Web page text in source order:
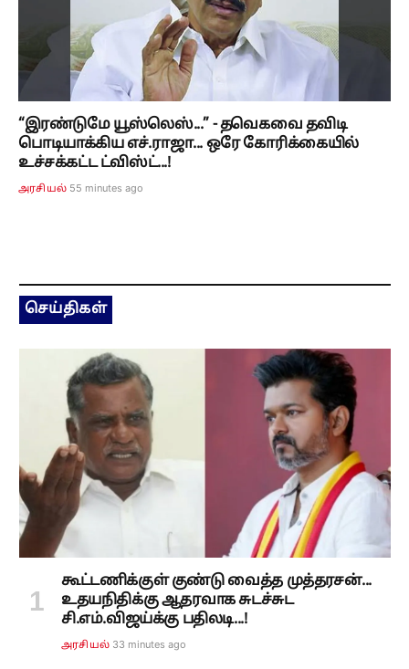
“இரண்டுமே யூஸ்லெஸ்...” - தவெகவை தவிடி
பொடியாக்கிய எச்.ராஜா... ஒரே கோரிக்கையில்
உச்சக்கட்ட ட்விஸ்ட்...!
அரசியல் 55 minutes ago
செய்திகள்
கூட்டணிக்குள் குண்டு வைத்த முத்தரசன்...
உதயநிதிக்கு ஆதரவாக சுடச்சுட
சி.எம்.விஜய்க்கு பதிலடி...!
அரசியல் 33 minutes ago